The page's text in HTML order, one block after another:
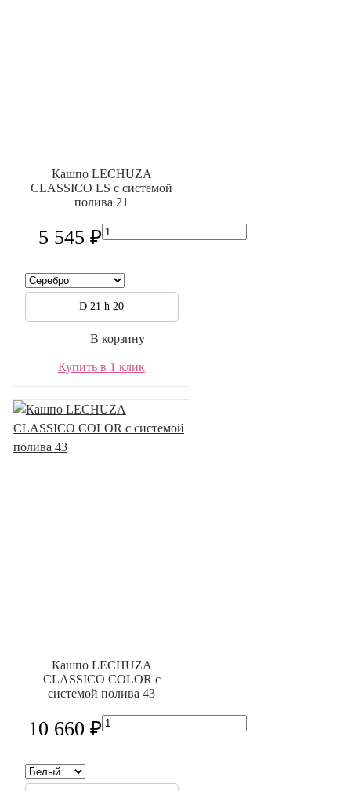
Кашпо LECHUZA
CLASSICO LS с системой
полива 21
5 545 ₽
D 21 h 20
В корзину
Купить в 1 клик
Кашпо LECHUZA
CLASSICO COLOR с
системой полива 43
10 660 ₽